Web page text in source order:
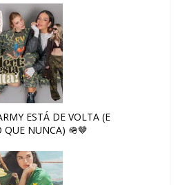
ESTÁ DE VOLTA (E
QUE NUNCA) 🪖🤎